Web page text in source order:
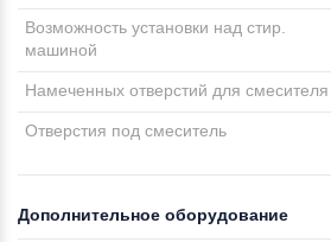
Возможность установки над стир.
машиной
Намеченных отверстий для смесителя
Отверстия под смеситель
Дополнительное оборудование